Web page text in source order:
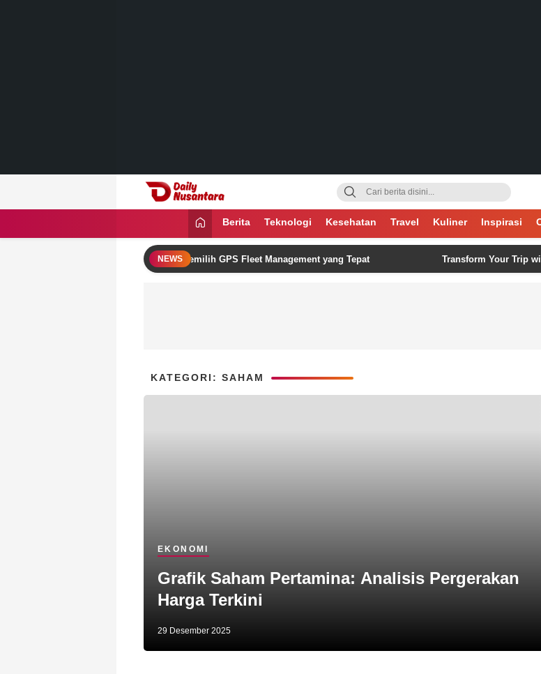
Daily Nusantara
Menyajikan Fakta, Menginspirasi Bangsa
Berita Teknologi Kesehatan Travel Kuliner Inspirasi
NEWS
Omzet Bisnis Logistik dengan Memilih GPS Fleet Management yang Tepat Transform Your Trip with
KATEGORI: SAHAM
EKONOMI
Grafik Saham Pertamina: Analisis Pergerakan
Harga Terkini
29 Desember 2025